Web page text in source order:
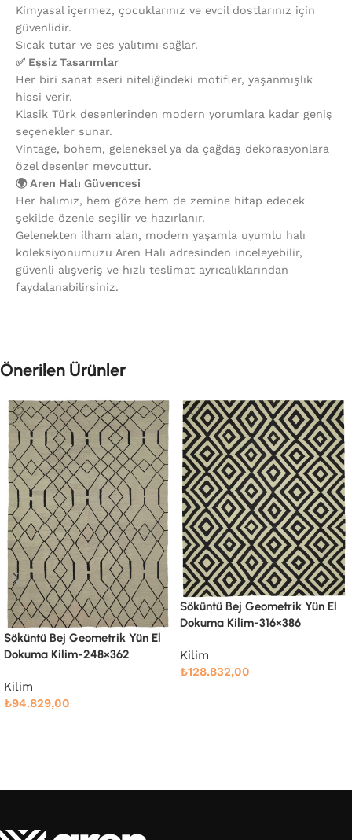
Kimyasal içermez, çocuklarınız ve evcil dostlarınız için
güvenlidir.
Sıcak tutar ve ses yalıtımı sağlar.
✅ Eşsiz Tasarımlar
Her biri sanat eseri niteliğindeki motifler, yaşanmışlık
hissi verir.
Klasik Türk desenlerinden modern yorumlara kadar geniş
seçenekler sunar.
Vintage, bohem, geleneksel ya da çağdaş dekorasyonlara
özel desenler mevcuttur.
🌍 Aren Halı Güvencesi
Her halımız, hem göze hem de zemine hitap edecek
şekilde özenle seçilir ve hazırlanır.
Gelenekten ilham alan, modern yaşamla uyumlu halı
koleksiyonumuzu Aren Halı adresinden inceleyebilir,
güvenli alışveriş ve hızlı teslimat ayrıcalıklarından
faydalanabilirsiniz.
Önerilen Ürünler
Söküntü Bej Geometrik Yün El
Dokuma Kilim-316×386
Kilim
Devamını oku
Söküntü Bej Modern Dizayn
Kilim